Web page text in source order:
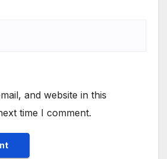
and website in this
time I comment.